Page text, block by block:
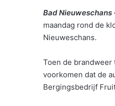
Bad Nieuweschans
maandag rond de
Nieuweschans.
Toen de
voorkomen dat de
Bergingsbedrijf